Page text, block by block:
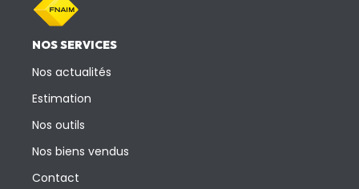
NOS SERVICES
Nos actualités
Estimation
Nos outils
Nos biens vendus
Contact